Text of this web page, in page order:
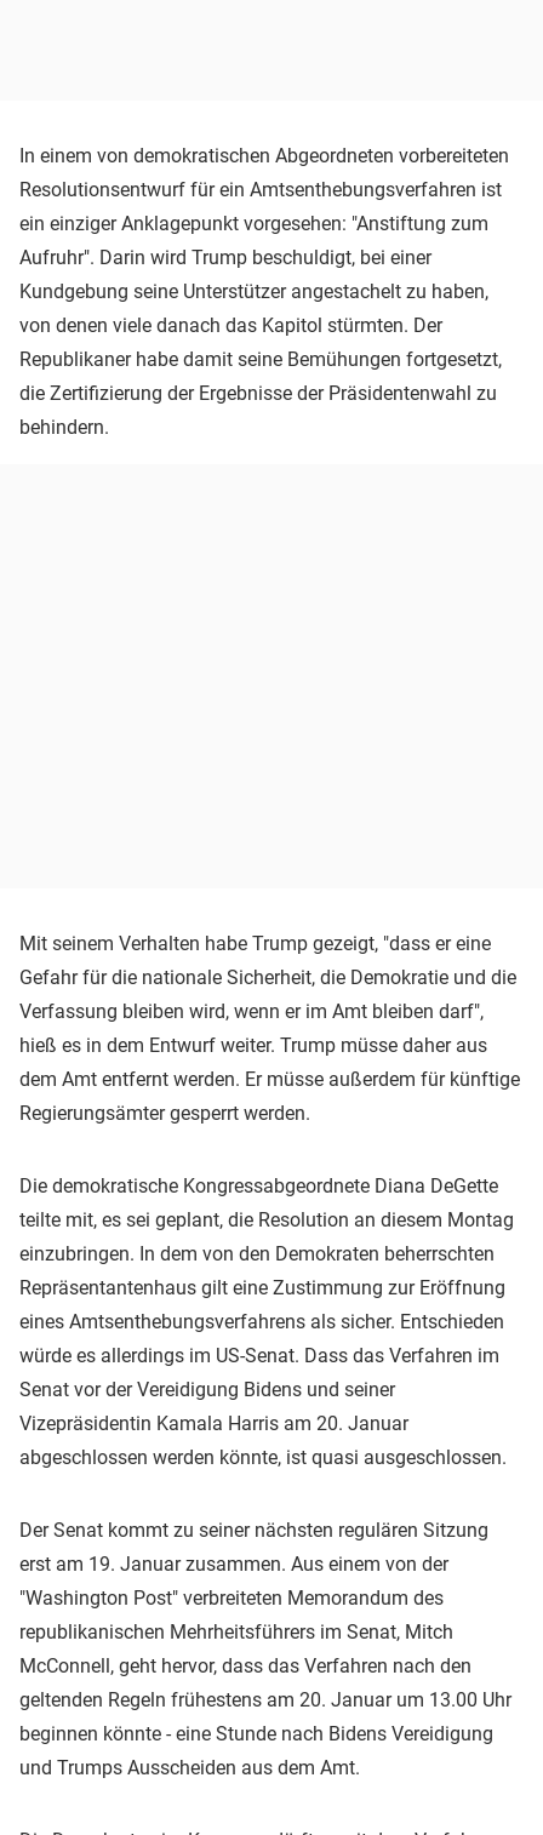
In einem von demokratischen Abgeordneten vorbereiteten
Resolutionsentwurf für ein Amtsenthebungsverfahren ist
ein einziger Anklagepunkt vorgesehen: "Anstiftung zum
Aufruhr". Darin wird Trump beschuldigt, bei einer
Kundgebung seine Unterstützer angestachelt zu haben,
von denen viele danach das Kapitol stürmten. Der
Republikaner habe damit seine Bemühungen fortgesetzt,
die Zertifizierung der Ergebnisse der Präsidentenwahl zu
behindern.
Mit seinem Verhalten habe Trump gezeigt, "dass er eine
Gefahr für die nationale Sicherheit, die Demokratie und die
Verfassung bleiben wird, wenn er im Amt bleiben darf",
hieß es in dem Entwurf weiter. Trump müsse daher aus
dem Amt entfernt werden. Er müsse außerdem für künftige
Regierungsämter gesperrt werden.
Die demokratische Kongressabgeordnete Diana DeGette
teilte mit, es sei geplant, die Resolution an diesem Montag
einzubringen. In dem von den Demokraten beherrschten
Repräsentantenhaus gilt eine Zustimmung zur Eröffnung
eines Amtsenthebungsverfahrens als sicher. Entschieden
würde es allerdings im US-Senat. Dass das Verfahren im
Senat vor der Vereidigung Bidens und seiner
Vizepräsidentin Kamala Harris am 20. Januar
abgeschlossen werden könnte, ist quasi ausgeschlossen.
Der Senat kommt zu seiner nächsten regulären Sitzung
erst am 19. Januar zusammen. Aus einem von der
"Washington Post" verbreiteten Memorandum des
republikanischen Mehrheitsführers im Senat, Mitch
McConnell, geht hervor, dass das Verfahren nach den
geltenden Regeln frühestens am 20. Januar um 13.00 Uhr
beginnen könnte - eine Stunde nach Bidens Vereidigung
und Trumps Ausscheiden aus dem Amt.